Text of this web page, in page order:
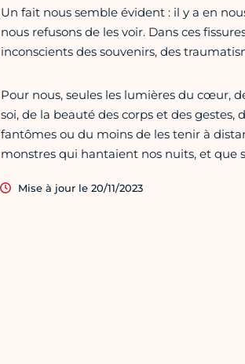
Un fait nous semble évident : il y a en
nous refusons de les voir. Dans ces
inconscients des souvenirs, des
Pour nous, seules les lumières du cœur,
soi, de la beauté des corps et des
fantômes ou du moins de les tenir à
monstres qui hantaient nos nuits, et que
Mise à jour le 20/11/2023